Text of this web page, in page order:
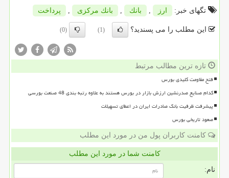
تگهای خبر:
ارز , بانك , بانك مركزی , پرداخت
این مطلب را می پسندید؟ (1)
(0)
تازه ترین مطالب مرتبط
فتح مقاومت کلیدی بورس
کدام صنایع صدرنشین ارزش بازار در بورس هستند به علاوه رتبه بندی 48 صنعت بورسی
پیشرفت ظرفیت بانک صادرات ایران در اعطای تسهیلات
صعود تاریخی بورس
کامنت کاربران پول من در مورد این مطلب
کامنت شما در مورد این مطلب
نام: